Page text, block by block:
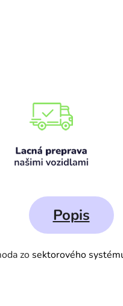
Popis
zo sektorového